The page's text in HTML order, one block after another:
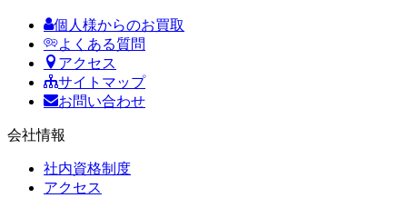
個人様からのお買取
よくある質問
アクセス
サイトマップ
お問い合わせ
会社情報
社内資格制度
アクセス